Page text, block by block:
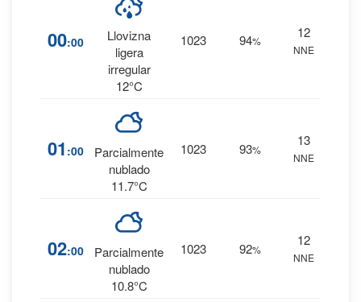
00:00
Llovizna
ligera
irregular
12°C
1023 94%
12
NNE
01 :00
Parcialmente
nublado
11.7°C
1023 93%
13
NNE
02:00
Parcialmente
nublado
10.8°C
1023 92%
12
NNE